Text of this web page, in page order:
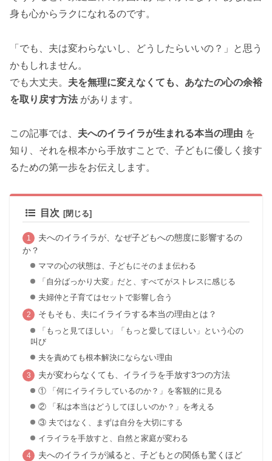
身も心からラクになれるのです。
「でも、夫は変わらないし、どうしたらいいの？」と思う
かもしれません。
でも大丈夫。 夫を無理に変えなくても、あなたの心の余裕
を取り戻す方法 があります。
この記事では、 夫へのイライラが生まれる本当の理由 を
知り、それを根本から手放すことで、子どもに優しく接す
るための第一歩をお伝えします。
目次
夫へのイライラが、なぜ子どもへの態度に影響するの
か？
ママの心の状態は、子どもにそのまま伝わる
「自分ばっかり大変」だと、すべてがストレスに感じる
夫婦仲と子育てはセットで影響し合う
そもそも、夫にイライラする本当の理由とは？
「もっと見てほしい」「もっと愛してほしい」という心の
叫び
夫を責めても根本解決にならない理由
夫が変わらなくても、イライラを手放す3つの方法
① 「何にイライラしているのか？」を客観的に見る
② 「私は本当はどうしてほしいのか？」を考える
③ 夫ではなく、まずは自分を大切にする
イライラを手放すと、自然と家庭が変わる
夫へのイライラが減ると、子どもとの関係も驚くほど